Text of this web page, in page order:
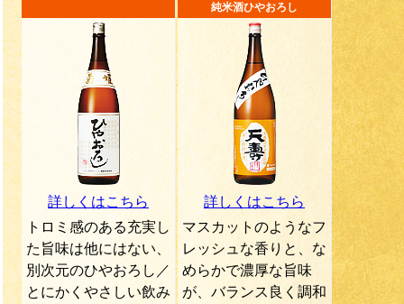
詳しくはこちら
トロミ感のある充実し
た旨味は他にはない、
別次元のひやおろし／
とにかくやさしい飲み
純米酒ひやおろし
詳しくはこちら
マスカットのようなフ
レッシュな香りと、な
めらかで濃厚な旨味
が、バランス良く調和